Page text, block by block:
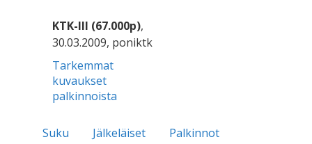
KTK-III (67.000p),
30.03.2009, poniktk
Tarkemmat
kuvaukset
palkinnoista
Suku Jälkeläiset
Palkinnot